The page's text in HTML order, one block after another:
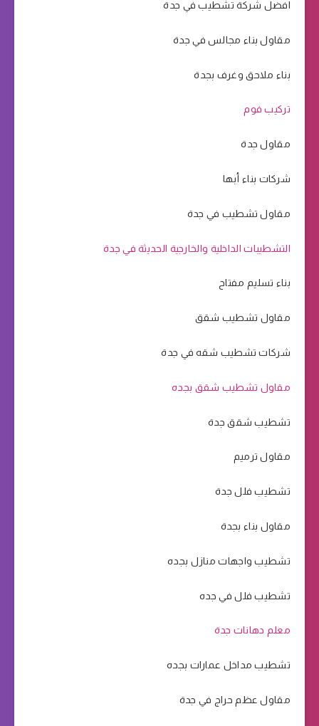
افضل شركة تشطيب في جدة
مقاول بناء مجالس في جدة
بناء ملاحق وغرف بجدة
تركيب فوم
مقاول جدة
شركات بناء أبها
مقاول تشطيب في جدة
التشطيبات الداخلية والخارجية الحديثة في جدة
بناء تسليم مفتاح
مقاول تشطيب شقق
شركات تشطيب شقه في جدة
مقاول تشطيب شقق بجده
تشطيب شقق جدة
مقاول ترميم
تشطيب فلل جدة
مقاول بناء بجدة
تشطيب واجهات منازل بجده
تشطيب فلل في جده
معلم دهانات جدة
تشطيب مداخل عمارات بجده
مقاول عظم حراج في جدة